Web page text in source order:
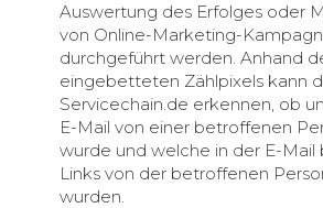
Auswertung des Erfolges oder
von Online-Marketing-
durchgeführt werden. Anhand
eingebetteten Zählpixels kann
Servicechain.de erkennen, ob
E-Mail von einer betroffenen
wurde und welche in der E-Mail
Links von der betroffenen
wurden.